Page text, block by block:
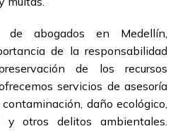
abogados en Medellín,
de la responsabilidad
de los recursos
servicios de asesoría
daño ecológico,
y otros delitos ambientales.